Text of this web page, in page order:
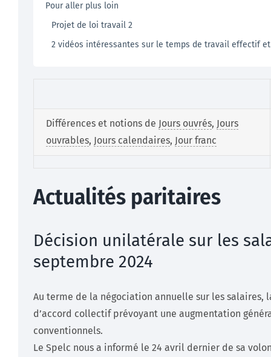
Pour aller plus loin
Projet de loi travail 2
2 vidéos intéressantes sur le temps de travail effectif
Différences et notions de Jours ouvrés, Jours
ouvrables, Jours calendaires, Jour franc
Actualités paritaires
Décision unilatérale sur les
septembre 2024
Au terme de la négociation annuelle sur les salaires,
d’accord collectif prévoyant une augmentation
conventionnels.
Le Spelc nous a informé le 24 avril dernier de sa